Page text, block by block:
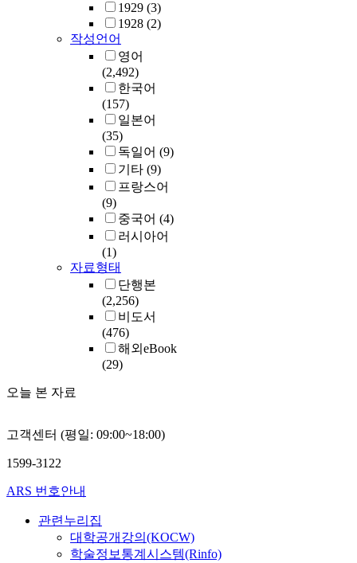
1929 (3)
1928 (2)
작성언어
영어
(2,492)
한국어
(157)
일본어
(35)
독일어 (9)
기타 (9)
프랑스어
(9)
중국어 (4)
러시아어
(1)
자료형태
단행본
(2,256)
비도서
(476)
해외eBook
(29)
오늘 본 자료
고객센터 (평일: 09:00~18:00)
1599-3122
ARS 번호안내
관련누리집
대학공개강의(KOCW)
학술정보통계시스템(Rinfo)